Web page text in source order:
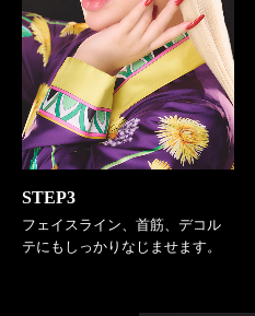
STEP3
フェイスライン、首筋、デコル
テにもしっかりなじませます。